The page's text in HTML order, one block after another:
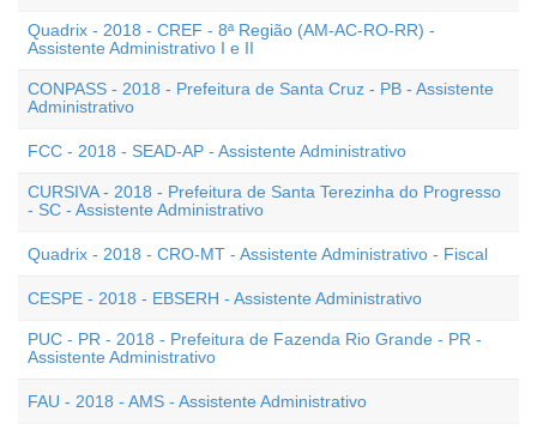
Quadrix - 2018 - CREF - 8ª Região (AM-AC-RO-RR) -
Assistente Administrativo I e II
CONPASS - 2018 - Prefeitura de Santa Cruz - PB - Assistente
Administrativo
FCC - 2018 - SEAD-AP - Assistente Administrativo
CURSIVA - 2018 - Prefeitura de Santa Terezinha do Progresso
- SC - Assistente Administrativo
Quadrix - 2018 - CRO-MT - Assistente Administrativo - Fiscal
CESPE - 2018 - EBSERH - Assistente Administrativo
PUC - PR - 2018 - Prefeitura de Fazenda Rio Grande - PR -
Assistente Administrativo
FAU - 2018 - AMS - Assistente Administrativo